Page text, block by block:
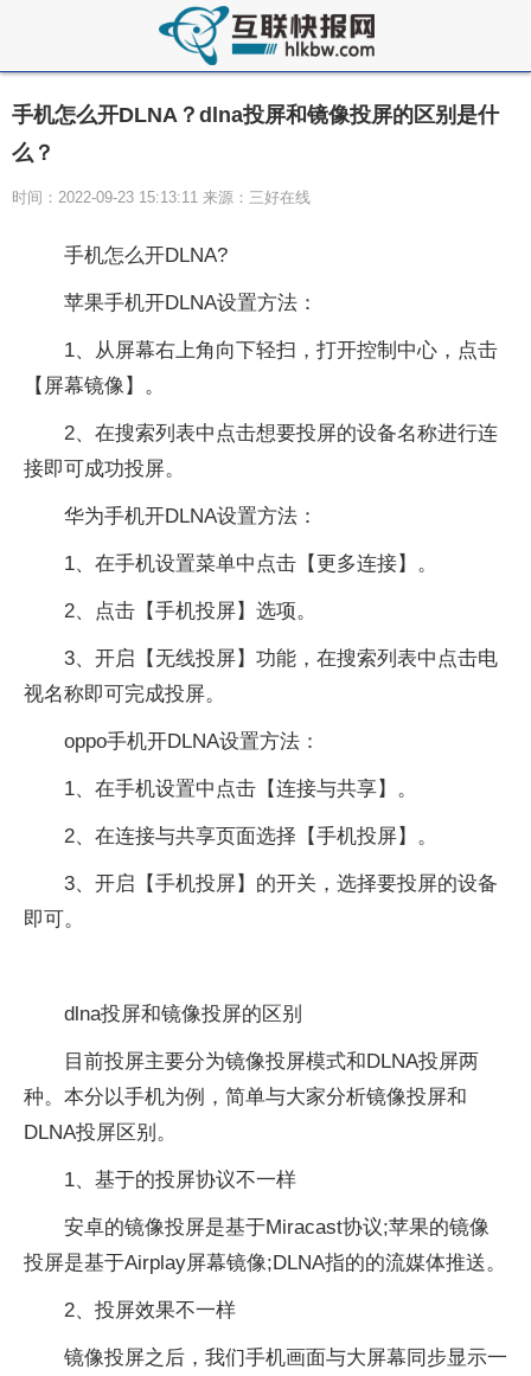
手机怎么开DLNA？dlna投屏和镜像投屏的区别是什
么？
时间：2022-09-23 15:13:11 来源：三好在线
手机怎么开DLNA?
苹果手机开DLNA设置方法：
1、从屏幕右上角向下轻扫，打开控制中心，点击
【屏幕镜像】。
2、在搜索列表中点击想要投屏的设备名称进行连
接即可成功投屏。
华为手机开DLNA设置方法：
1、在手机设置菜单中点击【更多连接】。
2、点击【手机投屏】选项。
3、开启【无线投屏】功能，在搜索列表中点击电
视名称即可完成投屏。
oppo手机开DLNA设置方法：
1、在手机设置中点击【连接与共享】。
2、在连接与共享页面选择【手机投屏】。
3、开启【手机投屏】的开关，选择要投屏的设备
即可。
dlna投屏和镜像投屏的区别
目前投屏主要分为镜像投屏模式和DLNA投屏两
种。本分以手机为例，简单与大家分析镜像投屏和
DLNA投屏区别。
1、基于的投屏协议不一样
安卓的镜像投屏是基于Miracast协议;苹果的镜像
投屏是基于Airplay屏幕镜像;DLNA指的的流媒体推送。
2、投屏效果不一样
镜像投屏之后，我们手机画面与大屏幕同步显示一